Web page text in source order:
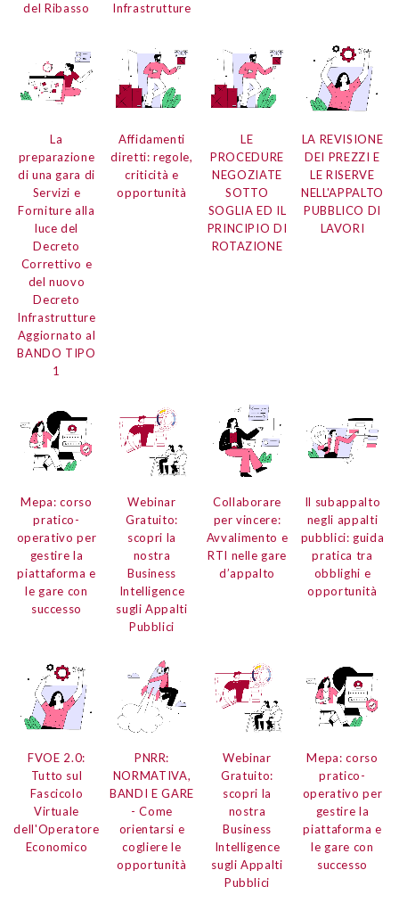
del Ribasso
Infrastrutture
La
preparazione
di una gara di
Servizi e
Forniture alla
luce del
Decreto
Correttivo e
del nuovo
Decreto
Infrastrutture
Aggiornato al
BANDO TIPO
1
Affidamenti
diretti:regole,
criticità e
opportunità
LE
PROCEDURE
NEGOZIATE
SOTTO
SOGLIA ED IL
PRINCIPIO DI
ROTAZIONE
LA REVISIONE
DEI PREZZI E
LE RISERVE
NELL'APPALTO
PUBBLICO DI
LAVORI
Mepa:corso
pratico-
operativo per
gestire la
piattaforma e
le gare con
successo
Webinar
Gratuito:
scopri la
nostra
Business
Intelligence
sugli Appalti
Pubblici
Collaborare
per vincere:
Avvalimento e
RTI nelle gare
d’appalto
Il subappalto
negli appalti
pubblici: guida
pratica tra
obblighi e
opportunità
FVOE 2.0:
Tutto sul
Fascicolo
Virtuale
dell'Operatore
Economico
PNRR:
NORMATIVA,
BANDI E GARE
- Come
orientarsi e
cogliere le
opportunità
Webinar
Gratuito:
scopri la
nostra
Business
Intelligence
sugli Appalti
Pubblici
Mepa:corso
pratico-
operativo per
gestire la
piattaforma e
le gare con
successo